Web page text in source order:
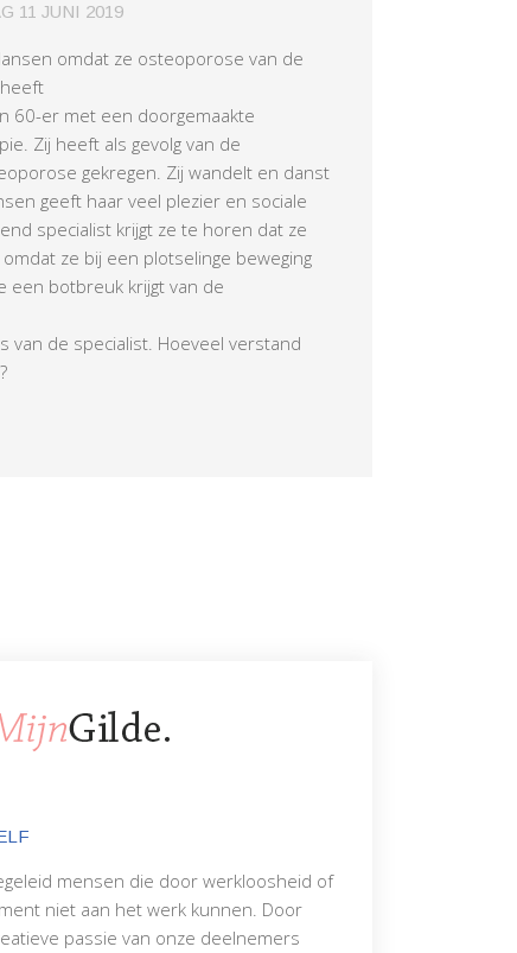
11 JUNI 2019
omdat ze osteoporose van de
60-er met een doorgemaakte
Zij heeft als gevolg van de
gekregen. Zij wandelt en danst
geeft haar veel plezier en sociale
specialist krijgt ze te horen dat ze
ze bij een plotselinge beweging
een botbreuk krijgt van de
van de specialist. Hoeveel verstand
mensen die door werkloosheid of
niet aan het werk kunnen. Door
passie van onze deelnemers